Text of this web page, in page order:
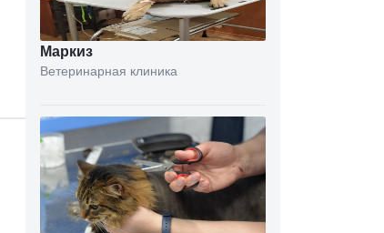
Маркиз
Ветеринарная клиника